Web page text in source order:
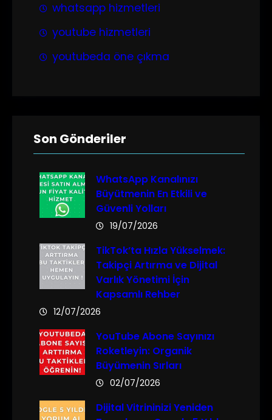
whatsapp hizmetleri
youtube hizmetleri
youtubeda öne çıkma
Son Gönderiler
WhatsApp Kanalınızı
Büyütmenin En Etkili ve
Güvenli Yolları
19/07/2026
TikTok’ta Hızla Yükselmek:
Takipçi Artırma ve Dijital
Varlık Yönetimi İçin
Kapsamlı Rehber
12/07/2026
YouTube Abone Sayınızı
Roketleyin: Organik
Büyümenin Sırları
02/07/2026
Dijital Vitrininizi Yeniden